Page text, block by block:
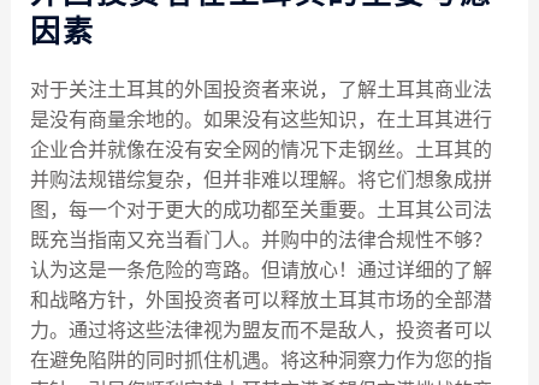
因素
对于关注土耳其的外国投资者来说，了解土耳其商业法
是没有商量余地的。如果没有这些知识，在土耳其进行
企业合并就像在没有安全网的情况下走钢丝。土耳其的
并购法规错综复杂，但并非难以理解。将它们想象成拼
图，每一个对于更大的成功都至关重要。土耳其公司法
既充当指南又充当看门人。并购中的法律合规性不够？
认为这是一条危险的弯路。但请放心！通过详细的了解
和战略方针，外国投资者可以释放土耳其市场的全部潜
力。通过将这些法律视为盟友而不是敌人，投资者可以
在避免陷阱的同时抓住机遇。将这种洞察力作为您的指